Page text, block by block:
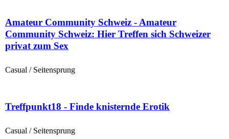
Amateur Community Schweiz - Amateur
Community Schweiz: Hier Treffen sich Schweizer
privat zum Sex
Casual / Seitensprung
Treffpunkt18 - Finde knisternde Erotik
Casual / Seitensprung